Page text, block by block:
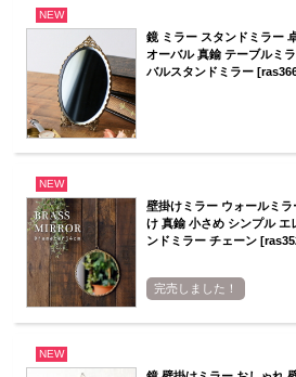
NEW
鏡 ミラー スタンドミラー
オーバル 真鍮 テーブルミ
バルスタンドミラー
NEW
壁掛けミラー ウォールミ
け 真鍮 小さめ シンプル エ
ンドミラー チェーン
完売しました！
NEW